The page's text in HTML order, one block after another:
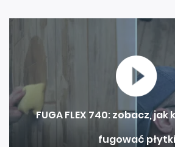
FUGA FLEX 740: zobacz,
fugować płytki